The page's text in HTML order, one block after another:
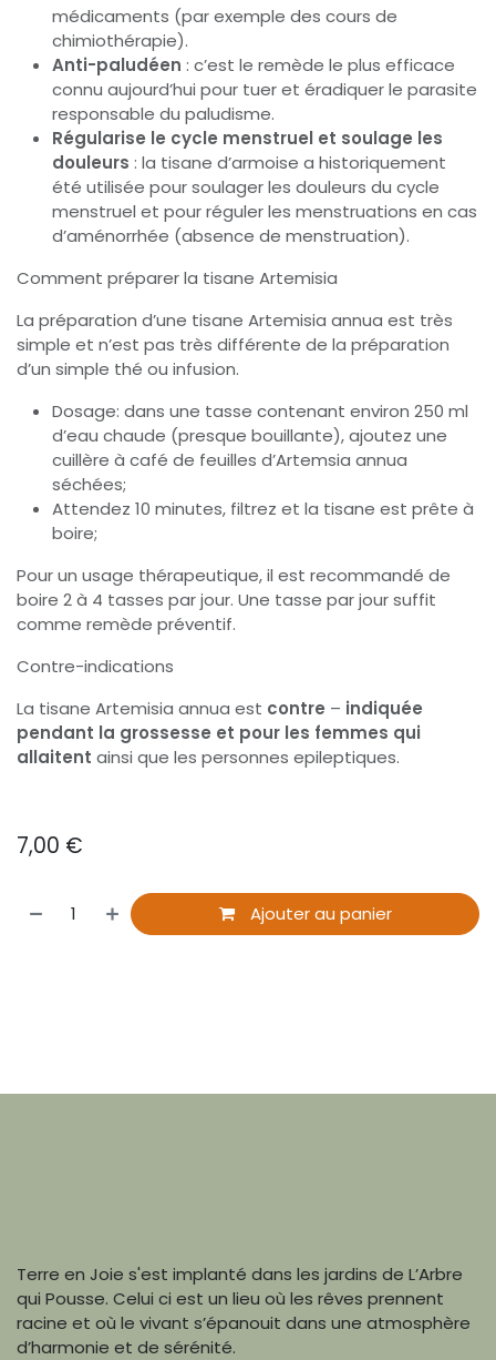
médicaments (par exemple des cours de
chimiothérapie).
Anti-paludéen : c’est le remède le plus efficace
connu aujourd’hui pour tuer et éradiquer le parasite
responsable du paludisme.
Régularise le cycle menstruel et soulage les
douleurs : la tisane d’armoise a historiquement
été utilisée pour soulager les douleurs du cycle
menstruel et pour réguler les menstruations en cas
d’aménorrhée (absence de menstruation).
Comment préparer la tisane Artemisia
La préparation d’une tisane Artemisia annua est très
simple et n’est pas très différente de la préparation
d’un simple thé ou infusion.
Dosage: dans une tasse contenant environ 250 ml
d’eau chaude (presque bouillante), ajoutez une
cuillère à café de feuilles d’Artemsia annua
séchées;
Attendez 10 minutes, filtrez et la tisane est prête à
boire;
Pour un usage thérapeutique, il est recommandé de
boire 2 à 4 tasses par jour. Une tasse par jour suffit
comme remède préventif.
Contre-indications
La tisane Artemisia annua est contre – indiquée
pendant la grossesse et pour les femmes qui
allaitent ainsi que les personnes epileptiques.
7,00 €
Ajouter au panier
Terre en Joie s'est implanté dans les jardins de L’Arbre
qui Pousse. Celui ci est un lieu où les rêves prennent
racine et où le vivant s’épanouit dans une atmosphère
d’harmonie et de sérénité.